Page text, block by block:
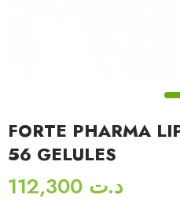
FORTE PHARMA
56 GELULES
د.ت